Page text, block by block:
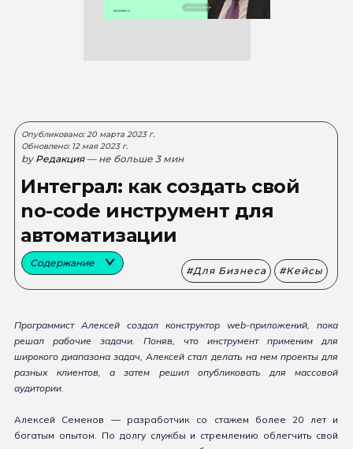
Опубликовано: 20 марта 2023 г.
Обновлено: 12 мая 2023 г.
by Редакция — не больше 3 мин
Интеграл: как создать свой
no-code инструмент для
автоматизации
Содержание
Для Бизнеса Кейсы
Программист Алексей создал конструктор web-приложений, пока
решал рабочие задачи. Поняв, что инструмент применим для
широкого диапазона задач, Алексей стал делать на нем проекты для
разных клиентов, а затем решил опубликовать для массовой
аудитории.
Алексей Семенов — разработчик со стажем более 20 лет и
богатым опытом. По долгу службы и стремлению облегчить свой